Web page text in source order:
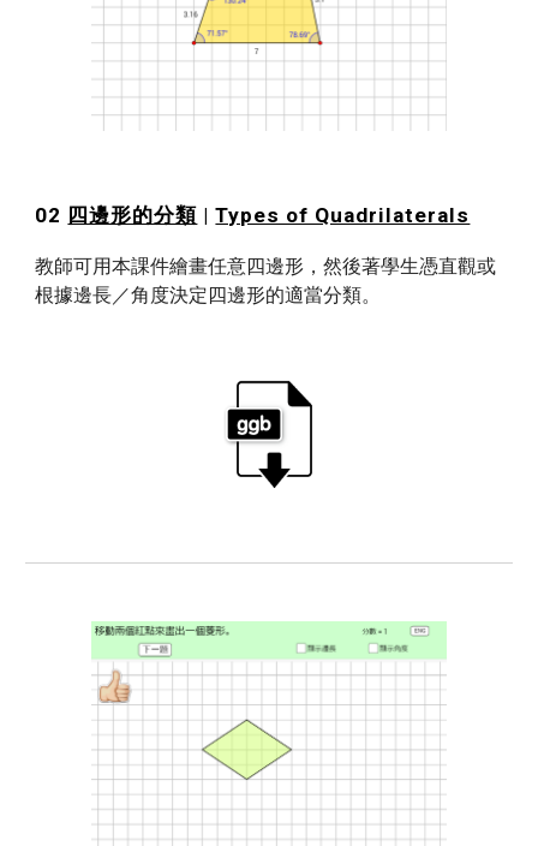
02 四邊形的分類 | Types of Quadrilaterals
教師可用本課件繪畫任意四邊形，然後著學生憑直觀或
根據邊長／角度決定四邊形的適當分類。